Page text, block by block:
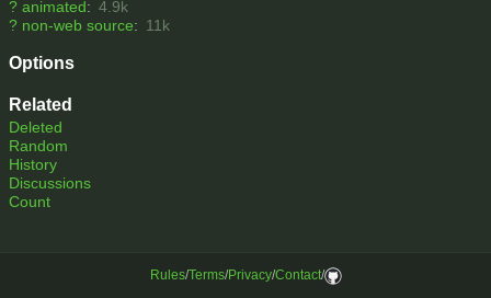
? animated: 4.9k
? non-web source: 11k
Options
Related
Deleted
Random
History
Discussions
Count
Rules/Terms/Privacy/Contact/